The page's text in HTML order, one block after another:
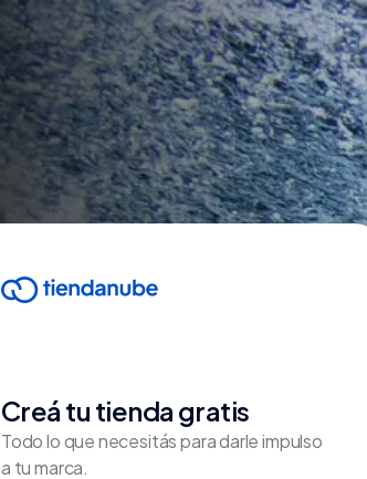
Creá tu tienda gratis
Todo lo que necesitás para darle impulso
a tu marca.